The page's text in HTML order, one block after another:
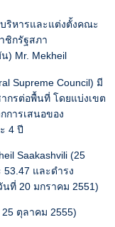
ริหารและแต่งตั้งคณะ
ชิกรัฐสภา
) Mr. Mekheil
Supreme Council) มี
กรต่อพื้นที่ โดยแบ่งเขต
การเสนอของ
4 ปี
Saakashvili (25
และดำรง
ที่ 20 มกราคม 2551)
ตุลาคม 2555)